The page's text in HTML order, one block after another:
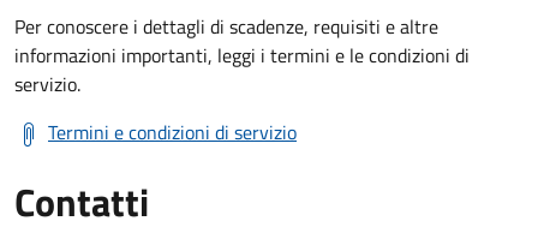
Per conoscere i dettagli di scadenze, requisiti e altre
informazioni importanti, leggi i termini e le condizioni di
servizio.
Termini e condizioni di servizio
Contatti